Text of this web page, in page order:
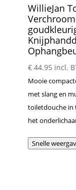
WillieJan
€44.95 incl.
Mooie
met slang en
toiletdouche in
het
Snelle